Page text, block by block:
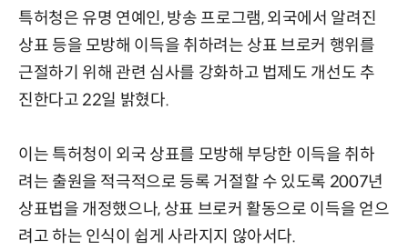
특허청은 유명 연예인, 방송 프로그램, 외국에서 알려진
상표 등을 모방해 이득을 취하려는 상표 브로커 행위를
근절하기 위해 관련 심사를 강화하고 법제도 개선도 추
진한다고 22일 밝혔다.
이는 특허청이 외국 상표를 모방해 부당한 이득을 취하
려는 출원을 적극적으로 등록 거절할 수 있도록 2007년
상표법을 개정했으나, 상표 브로커 활동으로 이득을 얻으
려고 하는 인식이 쉽게 사라지지 않아서다.